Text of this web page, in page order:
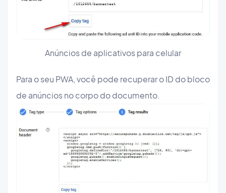
Anúncios de aplicativos para celular
Para o seu PWA, você pode recuperar o ID do bloco
de anúncios no corpo do documento.